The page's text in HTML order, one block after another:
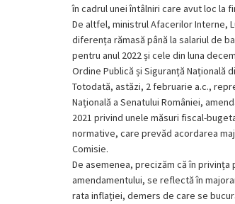
în cadrul unei întâlniri care avut loc la
De altfel, ministrul Afacerilor Interne,
diferența rămasă până la salariul de
pentru anul 2022 și cele din luna
Ordine Publică și Siguranță Națională
Totodată, astăzi, 2 februarie a.c.,
Națională a Senatului României,
2021 privind unele măsuri fiscal-
normative, care prevăd acordarea
Comisie.
De asemenea, precizăm că în
amendamentului, se reflectă în
rata inflației, demers de care se